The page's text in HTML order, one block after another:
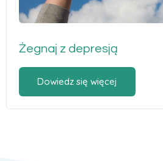
Żegnaj z depresją
Dowiedz się więcej